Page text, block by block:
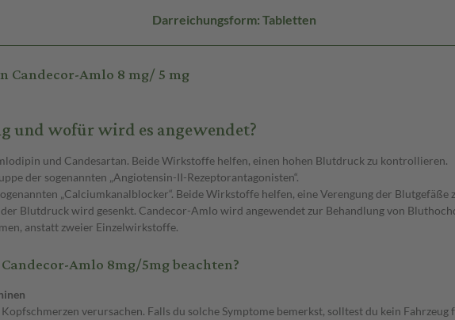
Darreichungsform: Tabletten
Amlo 8 mg/ 5 mg
und wofür wird es angewendet?
und Candesartan. Beide Wirkstoffe helfen, einen hohen Blutdruck zu kontrollieren.
der sogenannten „Angiotensin-II-Rezeptorantagonisten“.
„Calciumkanalblocker“. Beide Wirkstoffe helfen, eine Verengung der Blutgefäße
Blutdruck wird gesenkt. Candecor-Amlo wird angewendet zur Behandlung von
anstatt zweier Einzelwirkstoffe.
Amlo 8mg/5mg beachten?
verursachen. Falls du solche Symptome bemerkst, solltest du kein